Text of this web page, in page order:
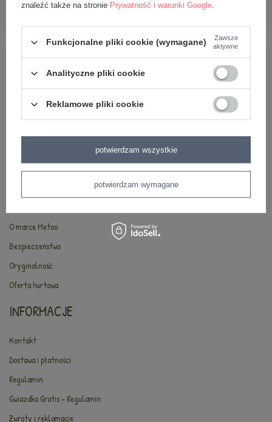
129,99 zł
Torebka Metoo Koala
59,99 zł
dodaj do koszyka
ŚWIAT METOO
O marce Metoo
Bezpieczeństwo
Oryginalność
Oferta hurtowa
INFORMACJE
Kontakt
Dostawa i płatności
Regulamin
Gwiazdka Gratis - Regulamin
Zwroty i reklamacje
znaleźć także na stronie Prywatność i warunki Google.
Funkcjonalne pliki cookie (wymagane)
Zawsze
aktywne
Analityczne pliki cookie
Reklamowe pliki cookie
potwierdzam wymagane
potwierdzam wszystkie